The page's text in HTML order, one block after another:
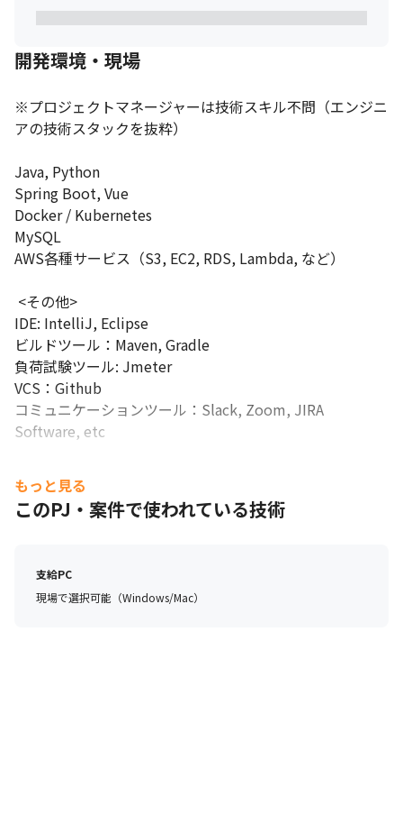
開発環境・現場
※プロジェクトマネージャーは技術スキル不問（エンジニ
アの技術スタックを抜粋）
Java, Python
Spring Boot, Vue
Docker / Kubernetes
MySQL
AWS各種サービス（S3, EC2, RDS, Lambda, など）
IDE: IntelliJ, Eclipse
ビルドツール：Maven, Gradle
負荷試験ツール: Jmeter
VCS：Github
コミュニケーションツール：Slack, Zoom, JIRA
Software, etc
もっと見る
このPJ・案件で使われている技術
支給PC
現場で選択可能（Windows/Mac）